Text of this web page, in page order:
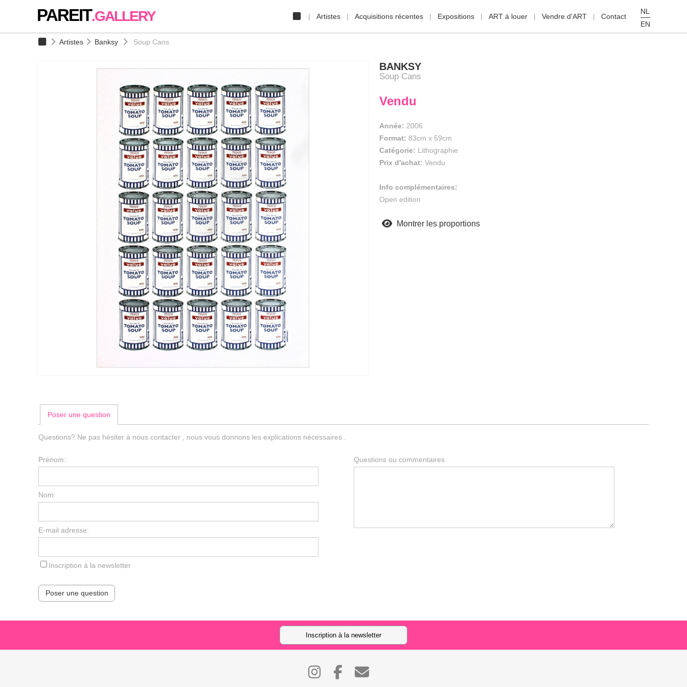
NL
EN
Artistes Acquisitions récentes Expositions ART á louer Vendre d'ART Contact
PAREIT.GALLERY
Artistes Banksy Soup Cans
BANKSY
Soup Cans
Vendu
Année: 2006
Format: 83cm x 59cm
Catégorie: Lithographie
Prix d'achat: Vendu
Info complémentaires:
Open edition
Montrer les proportions
Poser une question
Questions? Ne pas hésiter à nous contacter , nous vous donnons les explications nécessaires .
Prénom:
Nom:
E-mail adresse:
Inscription à la newsletter
Questions ou commentaires
Poser une question
Inscription à la newsletter